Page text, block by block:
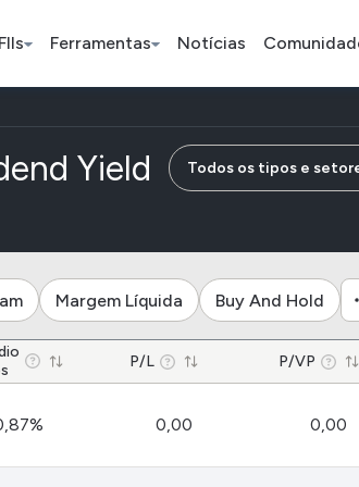
FIIs Ferramentas Notícias
BDR
JBS
FII
TRXF11
Stocks
Ethereum
Yield deTodos os tipos e
Margem Líquida Buy And Hold
P/L P/VP
0,00 0,00